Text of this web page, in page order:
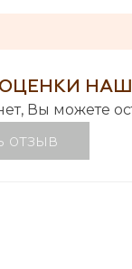
Вы можете
отзыв